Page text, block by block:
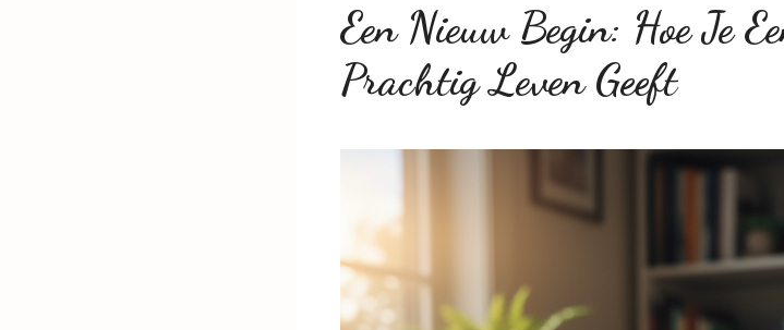
Een Nieuw Begin: Hoe Je
Prachtig Leven Geeft